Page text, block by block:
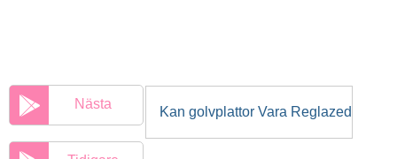
Nästa
Kan golvplattor Vara Reglazed